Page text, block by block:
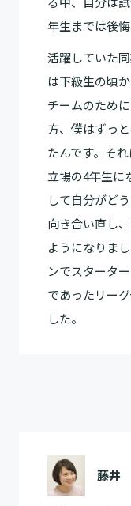
年生までは後
活躍していた
は下級生の頃
チームのため
方、僕はずっ
たんです。そ
立場の4年生に
して自分がど
向き合い直し
ようになりま
ンでスタータ
であったリー
した。
藤井